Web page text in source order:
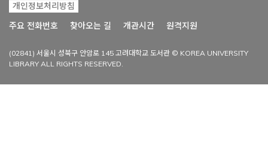
개인정보처리방침
주요 전화번호
찾아오는 길 개관시간 원격지원
(02841) 서울시 성북구 안암로 145 고려대학교 도서관 © KOREA UNIVERSITY
LIBRARY ALL RIGHTS RESERVED.